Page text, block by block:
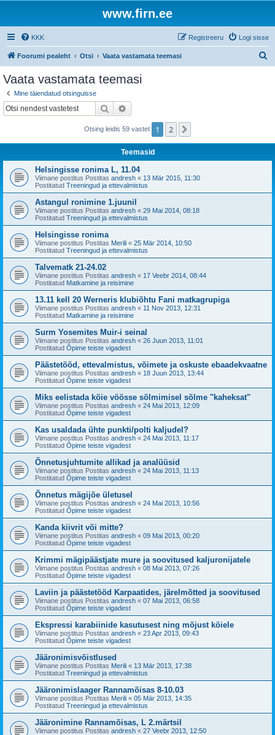
www.firn.ee
KKK Logi sisse
Registreeru
Foorumi pealeht Otsi Vaata vastamata teemasi
Vaata vastamata teemasi
Mine täiendatud otsinguisse
Otsi
Otsing leidis 59 vastet 1 2
Teemasid
Helsingisse ronima L, 11.04
Viimane postitus Postitas andresh « 13 Mär 2015, 11:30
Postitatud Treeningud ja ettevalmistus
Astangul ronimine 1.juunil
Viimane postitus Postitas andresh « 29 Mai 2014, 08:18
Postitatud Treeningud ja ettevalmistus
Helsingisse ronima
Viimane postitus Postitas Merili « 25 Mär 2014, 10:50
Postitatud Treeningud ja ettevalmistus
Talvematk 21-24.02
Viimane postitus Postitas andresh « 17 Veebr 2014, 08:44
Postitatud Matkamine ja reisimine
13.11 kell 20 Werneris klubiõhtu Fani matkagrupiga
Viimane postitus Postitas andresh « 11 Nov 2013, 12:31
Postitatud Matkamine ja reisimine
Surm Yosemites Muir-i seinal
Viimane postitus Postitas andresh « 26 Juun 2013, 11:01
Postitatud Õpime teiste vigadest
Päästetööd, ettevalmistus, võimete ja oskuste ebaadekvaatne
Viimane postitus Postitas andresh « 18 Juun 2013, 13:44
Postitatud Õpime teiste vigadest
Miks eelistada köie vöösse sõlmimisel sõlme "kaheksat"
Viimane postitus Postitas andresh « 24 Mai 2013, 12:09
Postitatud Õpime teiste vigadest
Kas usaldada ühte punkti/polti kaljudel?
Viimane postitus Postitas andresh « 24 Mai 2013, 11:17
Postitatud Õpime teiste vigadest
Õnnetusjuhtumite allikad ja analüüsid
Viimane postitus Postitas andresh « 24 Mai 2013, 11:13
Postitatud Õpime teiste vigadest
Õnnetus mägijõe ületusel
Viimane postitus Postitas andresh « 24 Mai 2013, 10:56
Postitatud Õpime teiste vigadest
Kanda kiivrit või mitte?
Viimane postitus Postitas andresh « 09 Mai 2013, 00:20
Postitatud Õpime teiste vigadest
Krimmi mägipäästjate mure ja soovitused kaljuronijatele
Viimane postitus Postitas andresh « 08 Mai 2013, 07:26
Postitatud Õpime teiste vigadest
Laviin ja päästetööd Karpaatides, järelmõtted ja soovitused
Viimane postitus Postitas andresh « 07 Mai 2013, 06:58
Postitatud Õpime teiste vigadest
Ekspressi karabiinide kasutusest ning mõjust köiele
Viimane postitus Postitas andresh « 23 Apr 2013, 09:43
Postitatud Õpime teiste vigadest
Jääronimisvõistlused
Viimane postitus Postitas Merili « 13 Mär 2013, 17:38
Postitatud Treeningud ja ettevalmistus
Jääronimislaager Rannamõisas 8-10.03
Viimane postitus Postitas Merili « 05 Mär 2013, 14:35
Postitatud Treeningud ja ettevalmistus
Jääronimine Rannamõisas, L 2.märtsil
Viimane postitus Postitas andresh « 27 Veebr 2013, 12:50